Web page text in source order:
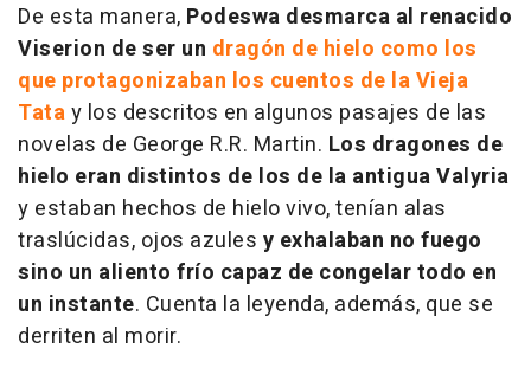
De esta manera, Podeswa desmarca al renacido
Viserion de ser un dragón de hielo como los
que protagonizaban los cuentos de la Vieja
Tatay los descritos en algunos pasajes de las
novelas de George R.R. Martin. Los dragones de
hielo eran distintos de los de la antigua Valyria
y estaban hechos de hielo vivo, tenían alas
traslúcidas, ojos azules y exhalaban no fuego
sino un aliento frío capaz de congelar todo en
un instante. Cuenta la leyenda, además, que se
derriten al morir.